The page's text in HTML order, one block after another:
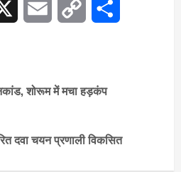
Email
Copy
शोरूम में मचा हड़कंप
दवा चयन प्रणाली विकसित